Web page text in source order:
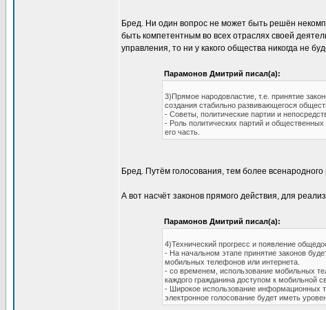
Бред. Ни один вопрос не может быть решён
быть компетентным во всех отраслях своей
управления, то ни у какого общества никогда не
Парамонов Дмитрий писал(а):
3)Прямое народовластие, т.е. принятие
создания стабильно развивающегося
- Советы, политические партии и
- Роль политических партий и
его часть.
Бред. Путём голосования, тем более
А вот насчёт законов прямого действия, для
Парамонов Дмитрий писал(а):
4)Технический прогресс и появление
- На начальном этапе принятие законов
мобильных телефонов или интернета.
- со временем, использование мобильных
каждого гражданина доступом к мобильной
- Широкое использование информационных
электронное голосование будет иметь